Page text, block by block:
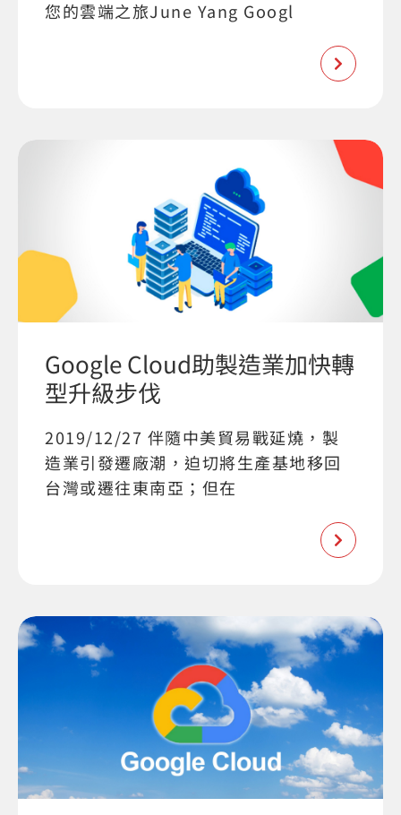
您的雲端之旅June Yang Googl
Google Cloud助製造業加快轉
型升級步伐
2019/12/27 伴隨中美貿易戰延燒，製
造業引發遷廠潮，迫切將生產基地移回
台灣或遷往東南亞；但在